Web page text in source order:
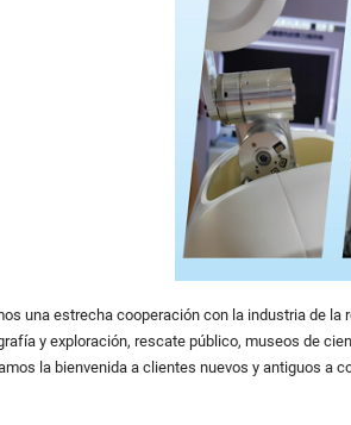
una estrecha cooperación con la industria de
y exploración, rescate público, museos de
la bienvenida a clientes nuevos y antiguos a